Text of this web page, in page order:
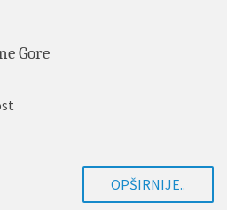
Gore
OPŠIRNIJE..